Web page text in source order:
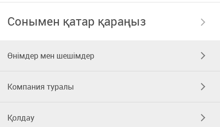
Сонымен қатар қараңыз
Өнімдер мен шешімдер
Компания туралы
Қолдау